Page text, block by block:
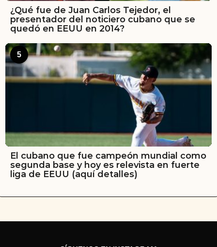
¿Qué fue de Juan Carlos Tejedor, el
presentador del noticiero cubano que se
quedó en EEUU en 2014?
5
El cubano que fue campeón mundial como
segunda base y hoy es relevista en fuerte
liga de EEUU (aquí detalles)